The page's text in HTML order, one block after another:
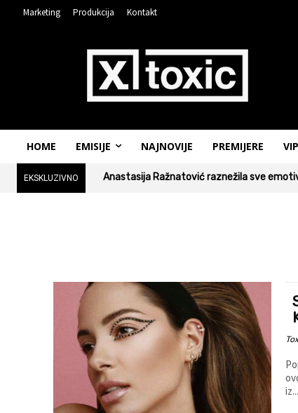
Marketing Produkcija Kontakt
HOME EMISIJE NAJNOVIJE PREMIJERE VIP
EKSKLUZIVNO Anastasija Ražnatović raznežila sve
iz...